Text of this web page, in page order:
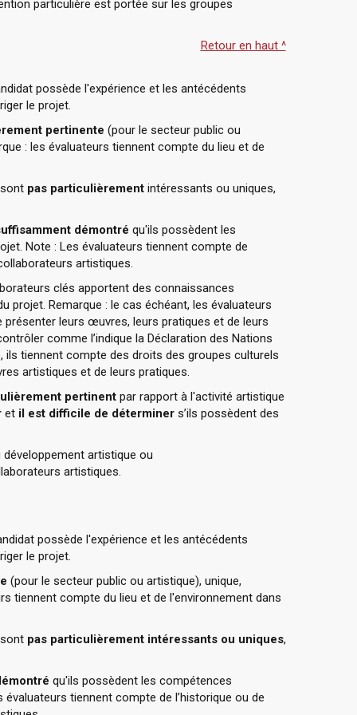
particulière est portée sur les groupes
Retour en haut ^
possède l'expérience et les antécédents
le projet.
pertinente (pour le secteur public ou
: les évaluateurs tiennent compte du lieu et de
pas particulièrementintéressants ou uniques,
démontré qu'ils possèdent les
Note : Les évaluateurs tiennent compte de
artistiques.
clés apportent des connaissances
projet. Remarque : le cas échéant, les évaluateurs
leurs œuvres, leurs pratiques et de leurs
comme l’indique la Déclaration des Nations
tiennent compte des droits des groupes culturels
artistiques et de leurs pratiques.
pertinent par rapport à l'activité artistique
et il est difficile de déterminers’ils possèdent des
artistique ou
artistiques.
possède l'expérience et les antécédents
le projet.
(pour le secteur public ou artistique), unique,
tiennent compte du lieu et de l'environnement dans
pas particulièrement intéressants ou uniques,
qu'ils possèdent les compétences
tiennent compte de l’historique ou de